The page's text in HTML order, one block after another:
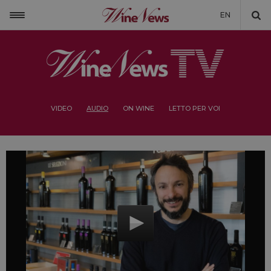
EN
VIDEO AUDIO ON WINE LETTO PER VOI